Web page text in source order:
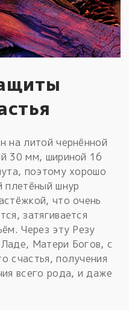
на литой чернённой
30 мм, шириной 16
поэтому хорошо
плетёный шнур
что очень
затягивается
Через эту Резу
Матери Богов, с
счастья, получения
всего рода, и даже